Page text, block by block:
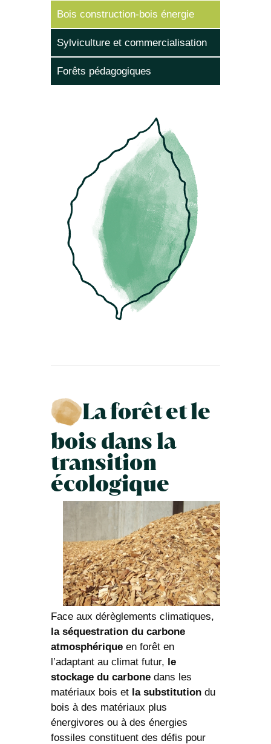
Bois construction-bois énergie
Sylviculture et commercialisation
Forêts pédagogiques
La forêt et le
bois dans la
transition
écologique
Face aux dérèglements climatiques,
la séquestration du carbone
atmosphérique en forêt en
l’adaptant au climat futur, le
stockage du carbone dans les
matériaux bois et la substitution du
bois à des matériaux plus
énergivores ou à des énergies
fossiles constituent des défis pour